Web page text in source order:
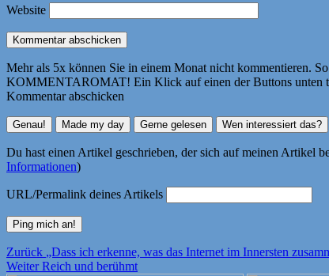
Website
Mehr als 5x können Sie in einem Monat nicht kommentieren.
KOMMENTAROMAT! Ein Klick auf einen der Buttons unten
Kommentar abschicken
Du hast einen Artikel geschrieben, der sich auf meinen Artikel
Informationen)
URL/Permalink deines Artikels
Beitragsnavigation
Zurück
Vorheriger
Beitrag:
„Dass ich erkenne, was das Internet im Innersten
Weiter Nächster
Reich und berühmt